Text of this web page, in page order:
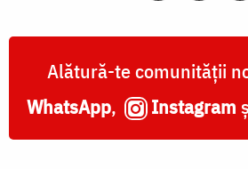
Alătură-te comunității
WhatsApp, Instagram